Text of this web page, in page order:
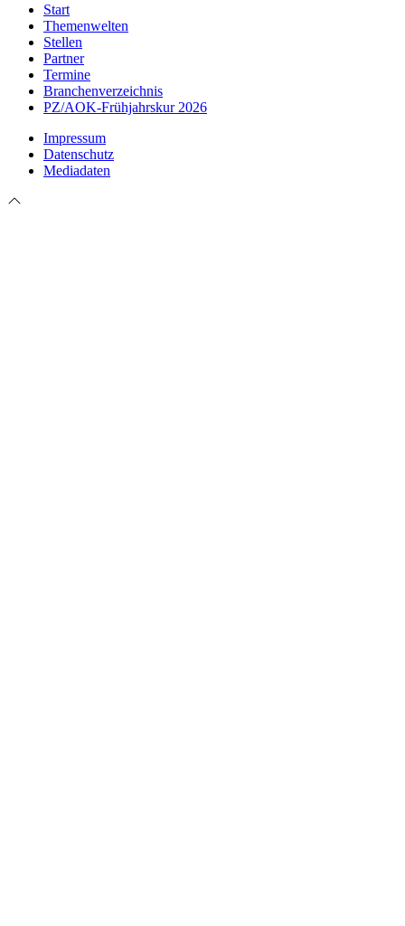
Start
Themenwelten
Stellen
Partner
Termine
Branchenverzeichnis
PZ/AOK-Frühjahrskur 2026
Impressum
Datenschutz
Mediadaten